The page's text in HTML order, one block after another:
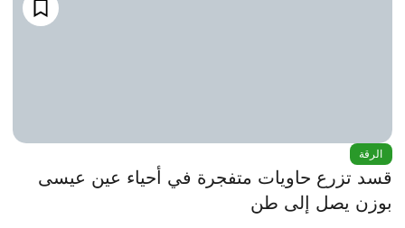
الرقة
قسد تزرع حاويات متفجرة في أحياء عين عيسى
بوزن يصل إلى طن